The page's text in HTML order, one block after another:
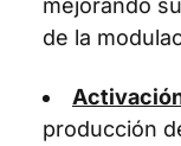
mejorando
de la
producción